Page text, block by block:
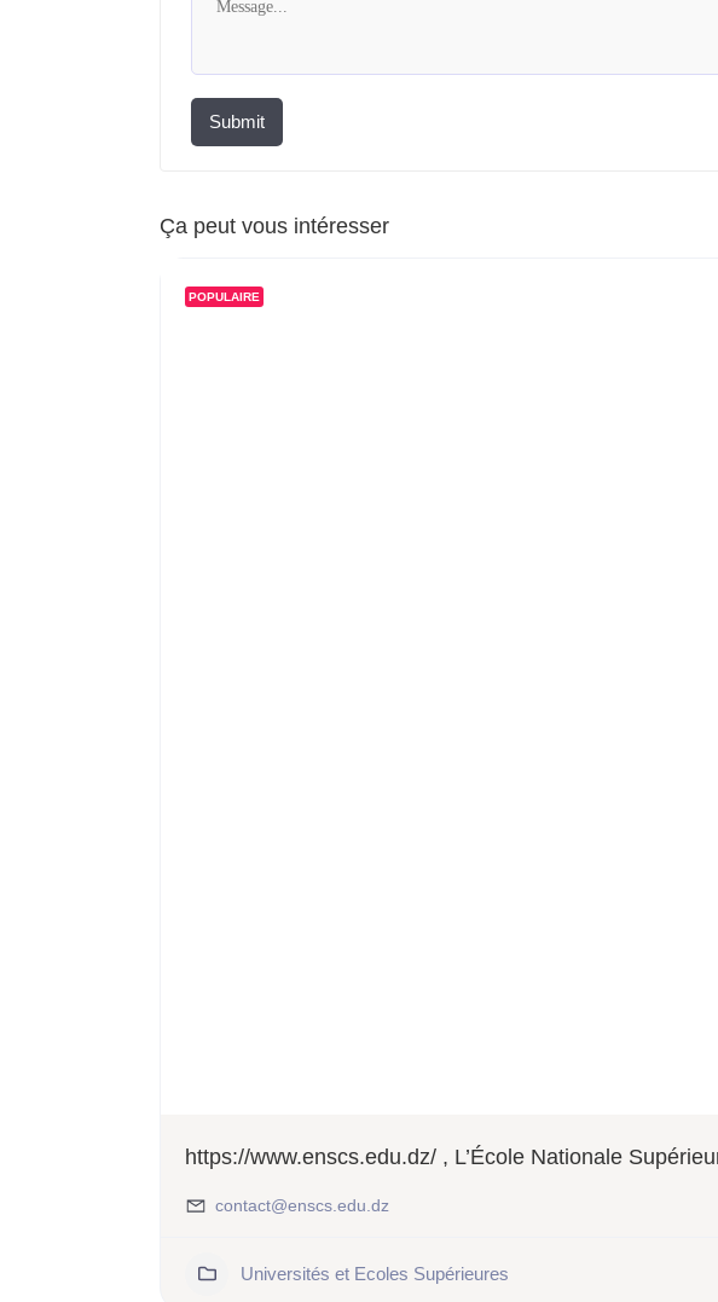
Submit
Ça peut vous intéresser
POPULAIRE
https://www.enscs.edu.dz/ , L’École Nationale
contact@enscs.edu.dz
Universités et Ecoles Supérieures